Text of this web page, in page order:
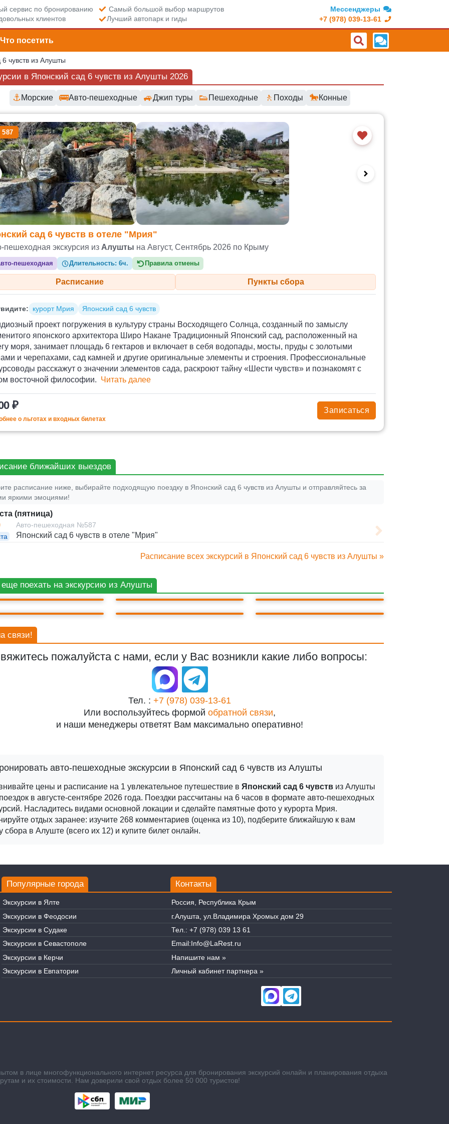
сервис по бронированию
Самый большой выбор маршрутов
клиентов
Лучший автопарк и гиды
Мессенджеры
+7 (978) 039-13-61
Что посетить
чувств из Алушты
в Японский сад 6 чувств из Алушты 2026
⚓Морские 🚌Авто-пешеходные 🚙Джип туры 👟 Пешеходные 🚶 Походы 🐎Конные
маршруты и цены
сад 6 чувств в отеле "Мрия"
пешеходная экскурсия из Алушты на Август, Сентябрь 2026 по Крыму
пешеходная Длительность:6ч. Правила отмены
Расписание Пункты сбора
курорт Мрия Японский сад 6 чувств
проект погружения в культуру страны Восходящего Солнца, созданный по замыслу
японского архитектора Широ Накане Традиционный Японский сад, расположенный на
моря, занимает площадь 6 гектаров и включает в себя водопады, мосты, пруды с золотыми
и черепахами, сад камней и другие оригинальные элементы и строения. Профессиональные
расскажут о значении элементов сада, раскроют тайну «Шести чувств» и познакомят с
восточной философии. Читать далее
₽
о льготах и входных билетах
Записаться
ближайших выездов
расписание ниже, выбирайте подходящую поездку в Японский сад 6 чувств из Алушты и отправляйтесь за
яркими эмоциями!
(пятница)
Авто-пешеходная №587
Японский сад 6 чувств в отеле "Мрия"
Расписание всех экскурсий в Японский сад 6 чувств из Алушты »
еще поехать на экскурсию из Алушты
КУРОРТ МРИЯ БАХЧИСАРАЙ
ГОРА АЙ-ПЕТРИ
ЛАСТОЧКИНО ГНЕЗДО ЛИВАДИЙСКИЙ ДВОРЕЦ
связи!
пожалуйста с нами, если у Вас возникли какие либо вопросы:
Тел. : +7 (978) 039-13-61
Или воспользуйтесь формой обратной связи,
и наши менеджеры ответят Вам максимально оперативно!
авто-пешеходные экскурсии в Японский сад 6 чувств из Алушты
цены и расписание на 1 увлекательное путешествие в Японский сад 6 чувств из Алушты
в августе-сентябре 2026 года. Поездки рассчитаны на 6 часов в формате авто-пешеходных
Насладитесь видами основной локации и сделайте памятные фото у курорта Мрия.
отдых заранее: изучите 268 комментариев (оценка из 10), подберите ближайшую к вам
сбора в Алуште (всего их 12) и купите билет онлайн.
Контакты
Россия, Республика Крым
г.Алушта, ул.Владимира Хромых дом 29
Тел.: +7 (978) 039 13 61
Email:Info@LaRest.ru
Напишите нам »
Личный кабинет партнера »
Популярные города
Экскурсии в Ялте
Экскурсии в Феодосии
Экскурсии в Судаке
Экскурсии в Севастополе
Экскурсии в Керчи
Экскурсии в Евпатории
в лице многофункционального интернет ресурса для бронирования экскурсий онлайн и планирования отдыха
и их стоимости. Нам доверили свой отдых более 50 000 туристов!